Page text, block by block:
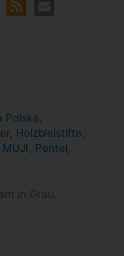
Polska,
, Holzbleistifte,
MUJI, Pentel,
in Grau.